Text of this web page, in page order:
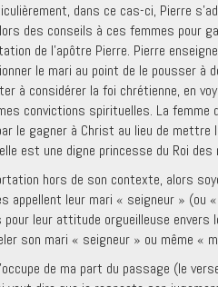
dans ce cas-ci, Pierre
des conseils à ces femmes pour
de l’apôtre Pierre. Pierre
le mari au point de le pousser à
à considérer la foi chrétienne, en
convictions spirituelles. La
le gagner à Christ au lieu de
est une digne princesse du Roi
hors de son contexte, alors
appellent leur mari « seigneur » (ou
leur attitude orgueilleuse envers
son mari « seigneur » ou même «
de ma part du passage (le